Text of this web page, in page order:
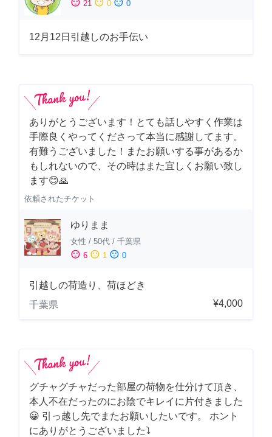
sentiment_satisfied 21 sentiment_neutral 0 sentiment_dissatisfied 0
12月12日引越しのお手伝い
ありがとうございます！とても話しやすく作業は
手際良くやってくださって本当に感謝してます。
有難うございました！またお願いする事があるか
もしれないので、その時はまた宜しくお願い致し
ます😊🙏
依頼されたチケット
ゆりまま
女性 / 50代 / 千葉県
sentiment_satisfied 6 sentiment_neutral 1 sentiment_dissatisfied 0
引越しの荷造り、荷ほどき
千葉県
¥4,000
グチャグチャだった部屋の荷物を仕分けて頂き、
本人不在だったのにお陰でキレイに片付きました
😀 引っ越し先でまたお願いしたいです。 ホント
にありがとうございました⤵